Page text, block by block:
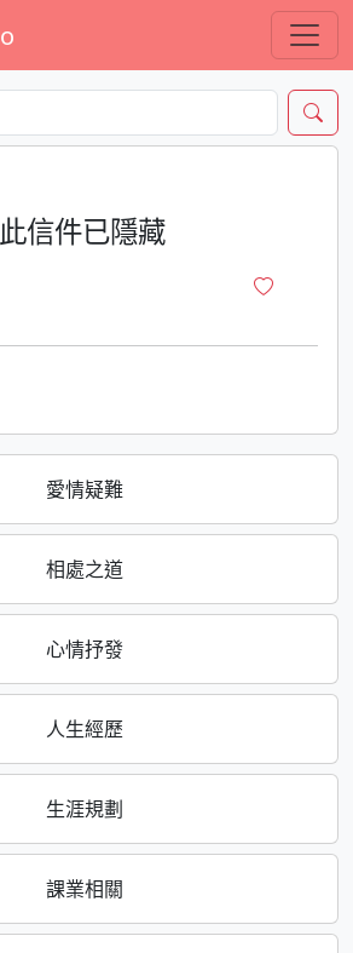
愛情疑難
相處之道
心情抒發
人生經歷
生涯規劃
課業相關
此信件已隱藏